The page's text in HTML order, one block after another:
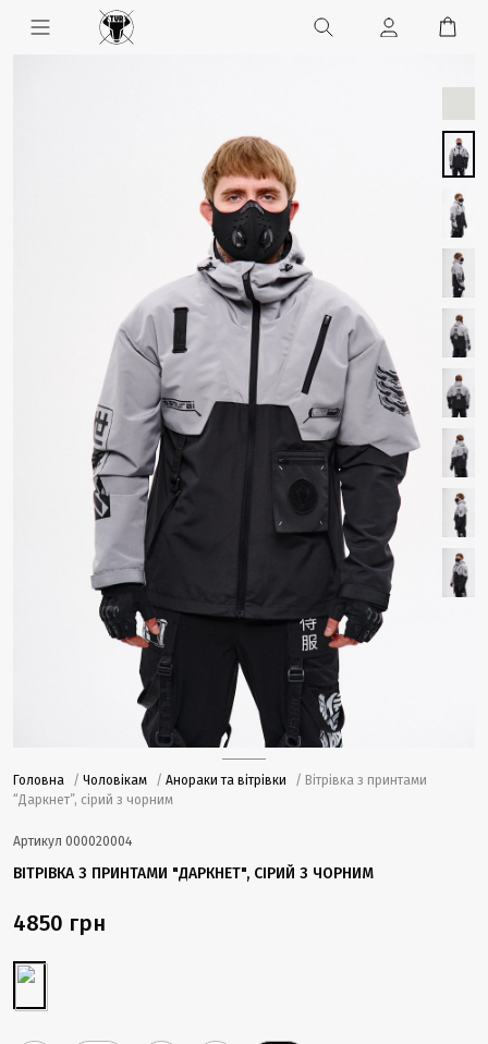
Головна / Чоловікам / Анораки та вітрівки
/ Вітрівка з принтами
“Даркнет”, сірий з чорним
Артикул 000020004
ВІТРІВКА З ПРИНТАМИ "ДАРКНЕТ", СІРИЙ З ЧОРНИМ
4850 грн